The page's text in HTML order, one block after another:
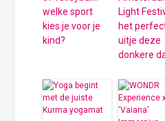
welke sport
kies je voor je
kind?
Light
het
uitje deze
donkere